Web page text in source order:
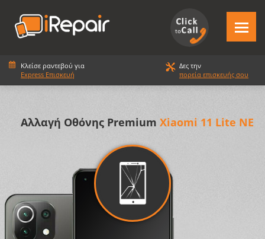
Κλείσε ραντεβού για
Express Επισκευή
Δες την
πορεία επισκευής σου
Αλλαγή Οθόνης Premium Xiaomi 11 Lite NE